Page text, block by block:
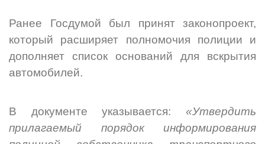
Ранее Госдумой был принят законопроект,
который расширяет полномочия полиции и
дополняет список оснований для вскрытия
автомобилей.
В документе указывается: «Утвердить
прилагаемый порядок информирования